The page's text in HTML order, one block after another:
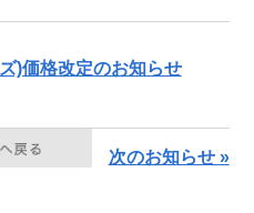
)価格改定のお知らせ
次のお知らせ »